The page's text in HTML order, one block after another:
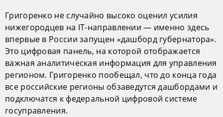
Григоренко не случайно высоко оценил усилия
нижегородцев на IT-направлении — именно здесь
впервые в России запущен «дашборд губернатора».
Это цифровая панель, на которой отображается
важная аналитическая информация для управления
регионом. Григоренко пообещал, что до конца года
все российские регионы обзаведутся дашбордами и
подключатся к федеральной цифровой системе
госуправления.